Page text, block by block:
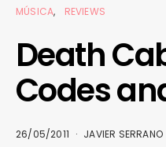
MÚSICA REVIEWS
Death
Codes
26/05/2011 JAVIER SERRANO